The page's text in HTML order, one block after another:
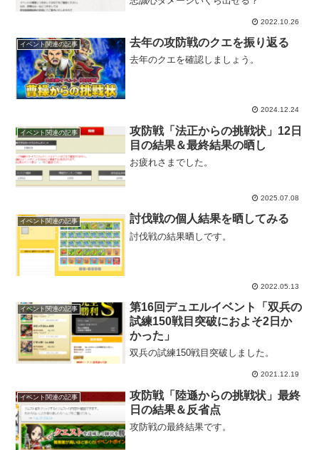
2022.10.26
イベント関連の記事 去年の攻防戦のクエを振り返る
去年のクエを確認しましょう。
2024.12.24
イベント関連の記事
攻防戦「法正からの挑戦状」12日
目の結果＆最終結果の晒し
お疲れさまでした。
2025.07.08
イベント関連の記事 討伐戦の個人結果を晒してみる
討伐戦の結果晒しです。
2022.05.13
イベント関連の記事
第16回デュエルイベント「双兵の
試練150戦目突破におよそ2日か
かった」
双兵の試練150戦目突破しました。
2021.12.19
イベント関連の記事
攻防戦「陸遜からの挑戦状」最終
日の結果＆反省点
攻防戦の最終結果です。